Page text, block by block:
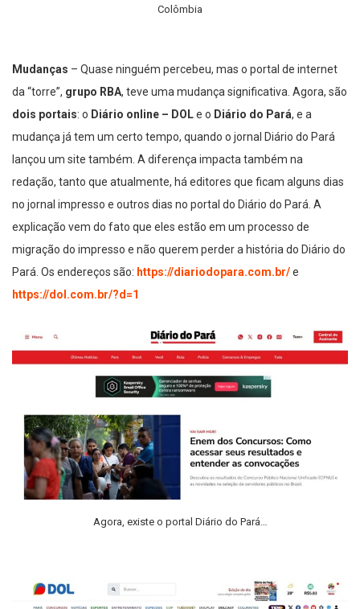
Colômbia
Mudanças – Quase ninguém percebeu, mas o portal de internet
da “torre”, grupo RBA, teve uma mudança significativa. Agora, são
dois portais: o Diário online – DOLe o Diário do Pará, e a
mudança já tem um certo tempo, quando o jornal Diário do Pará
lançou um site também. A diferença impacta também na
redação, tanto que atualmente, há editores que ficam alguns dias
no jornal impresso e outros dias no portal do Diário do Pará. A
explicação vem do fato que eles estão em um processo de
migração do impresso e não querem perder a história do Diário do
Pará. Os endereços são: https://diariodopara.com.br/e
https://dol.com.br/?d=1
Agora, existe o portal Diário do Pará…